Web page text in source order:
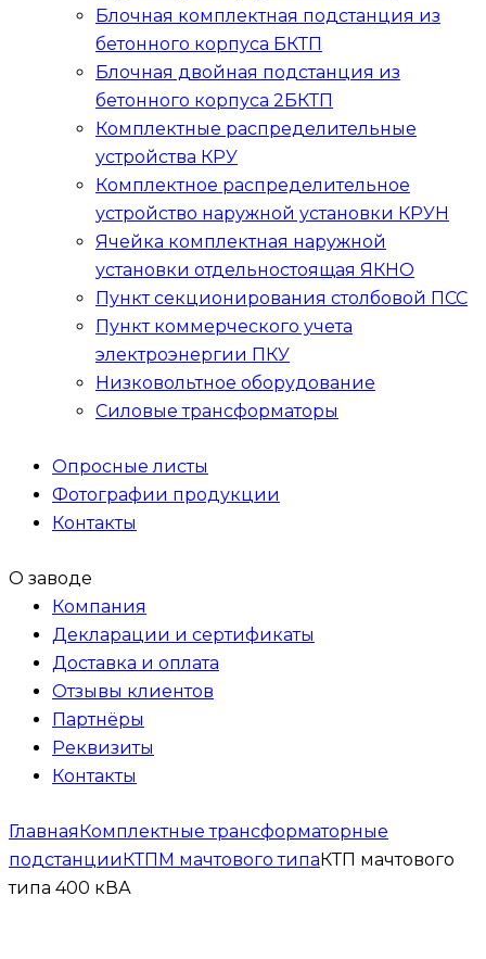
Блочная комплектная подстанция из
бетонного корпуса БКТП
Блочная двойная подстанция из
бетонного корпуса 2БКТП
Комплектные распределительные
устройства КРУ
Комплектное распределительное
устройство наружной установки КРУН
Ячейка комплектная наружной
установки отдельностоящая ЯКНО
Пункт секционирования столбовой ПСС
Пункт коммерческого учета
электроэнергии ПКУ
Низковольтное оборудование
Силовые трансформаторы
Опросные листы
Фотографии продукции
Контакты
О заводе
Компания
Декларации и сертификаты
Доставка и оплата
Отзывы клиентов
Партнёры
Реквизиты
Контакты
Главная Комплектные трансформаторные
подстанции КТПМ мачтового типа КТП мачтового
типа 400 кВА